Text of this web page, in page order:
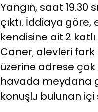
Yangın, saat 19.30
çıktı. İddiaya
kendisine ait 2
Caner, alevleri fark
üzerine adrese çok
havada meydana
konuşlu bulunan